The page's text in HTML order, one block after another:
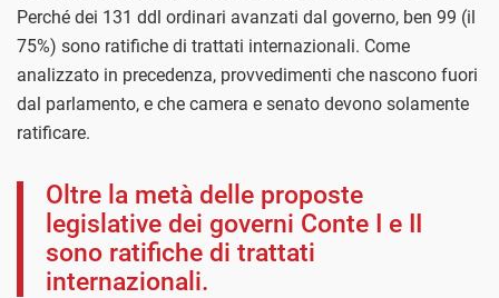
Perché dei 131 ddl ordinari avanzati dal governo, ben 99 (il
75%) sono ratifiche di trattati internazionali. Come
analizzato in precedenza, provvedimenti che nascono fuori
dal parlamento, e che camera e senato devono solamente
ratificare.
Oltre la metà delle proposte
legislative dei governi Conte I e II
sono ratifiche di trattati
internazionali.